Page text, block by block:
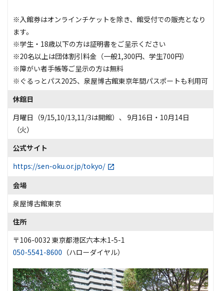
※入館券はオンラインチケットを除き、館受付での販売となり
ます。
※学生・18歳以下の方は証明書をご呈示ください
※20名以上は団体割引料金（一般1,300円、学生700円）
※障がい者手帳等ご呈示の方は無料
※ぐるっとパス2025、泉屋博古館東京年間パスポートも利用可
休館日
月曜日（9/15,10/13,11/3は開館）、 9月16日・10月14日
（火）
公式サイト
https://sen-oku.or.jp/tokyo/
会場
泉屋博古館東京
住所
〒106-0032 東京都港区六本木1-5-1
050-5541-8600 （ハローダイヤル）